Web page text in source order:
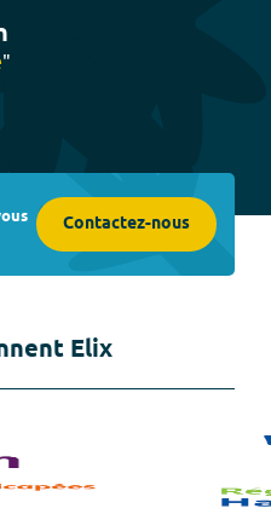
"
Contactez-nous
Elix